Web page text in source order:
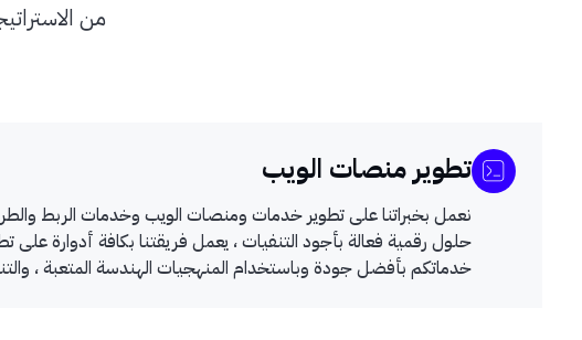
من
تطوير منصات الويب
نعمل بخبراتنا على تطوير خدمات ومنصات الويب وخدمات الربط
حلول رقمية فعالة بأجود التنفيات ، يعمل فريقتنا بكافة أدوارة على
خدماتكم بأفضل جودة وباستخدام المنهجيات الهندسة المتعبة ،